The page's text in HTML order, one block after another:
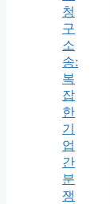
청
구
소
송:
복
잡
한
기
업
간
분
쟁